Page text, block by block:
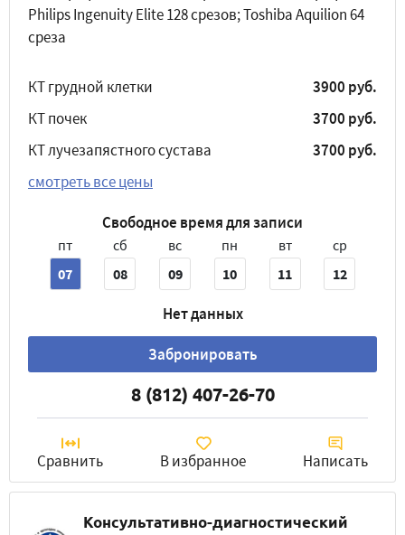
Philips Ingenuity Elite 128 срезов; Toshiba Aquilion 64
среза
КТ грудной клетки
3900 руб.
КТ почек
3700 руб.
КТ лучезапястного сустава
3700 руб.
смотреть все цены
Свободное время для записи
пт
07
сб
08
вс
09
пн
10
вт
11
ср
12
Нет данных
Забронировать
8 (812) 407-26-70
Сравнить В избранное Написать
Консультативно-диагностический